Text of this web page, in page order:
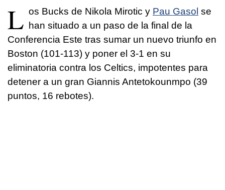
L os Bucks de Nikola Mirotic y Pau Gasol se
han situado a un paso de la final de la
Conferencia Este tras sumar un nuevo triunfo en
Boston (101-113) y poner el 3-1 en su
eliminatoria contra los Celtics, impotentes para
detener a un gran Giannis Antetokounmpo (39
puntos, 16 rebotes).